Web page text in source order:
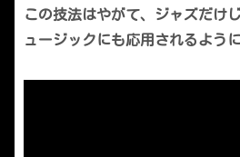
この技法はやがて、ジャズだけ
ュージックにも応用されるよう